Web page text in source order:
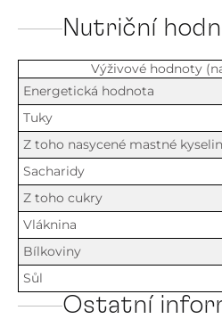
Nutriční
Výživové hodnoty
Energetická hodnota
Tuky
Z toho nasycené mastné
Sacharidy
Z toho cukry
Vláknina
Bílkoviny
Sůl
Ostatní